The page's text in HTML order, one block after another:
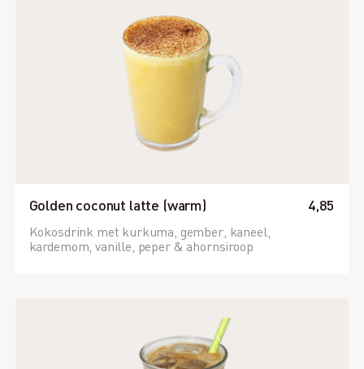
Golden coconut latte (warm) 4,85
Kokosdrink met kurkuma, gember, kaneel,
kardemom, vanille, peper & ahornsiroop